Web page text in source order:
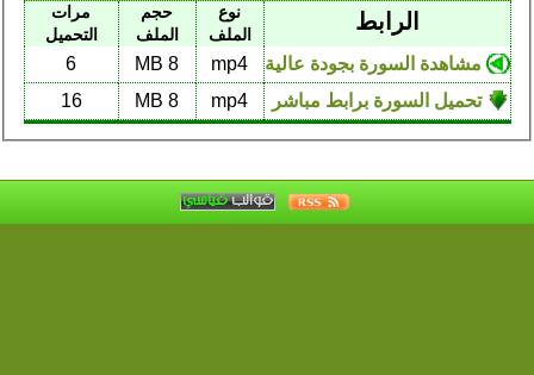
الرابط
نوع
الملف
حجم
الملف
مرات
التحميل
مشاهدة السورة بجودة عالية mp4
8 MB
6
تحميل السورة برابط مباشر
mp4
8 MB
16